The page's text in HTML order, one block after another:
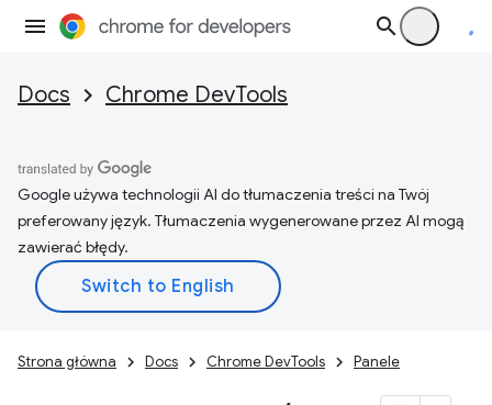
Docs Chrome DevTools
Google używa technologii AI do tłumaczenia treści na Twój
preferowany język. Tłumaczenia wygenerowane przez AI mogą
zawierać błędy.
Strona główna Docs Chrome DevTools Panele